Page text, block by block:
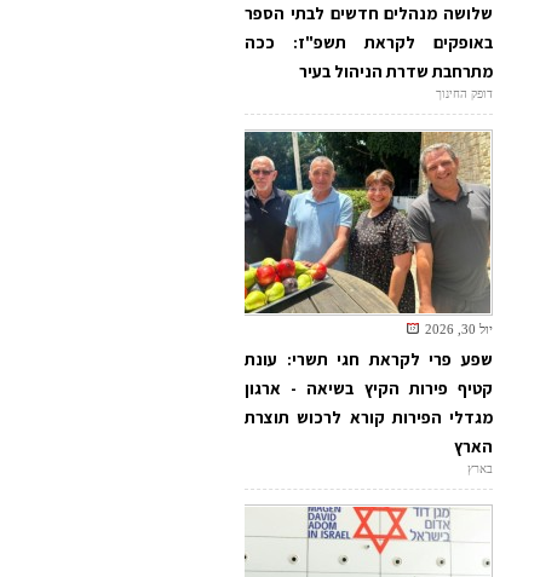
שלושה מנהלים חדשים לבתי הספר
באופקים לקראת תשפ"ז: ככה
מתרחבת שדרת הניהול בעיר
דופק החינוך
יול 30, 2026
שפע פרי לקראת חגי תשרי: עונת
קטיף פירות הקיץ בשיאה - ארגון
מגדלי הפירות קורא לרכוש תוצרת
הארץ
בארץ